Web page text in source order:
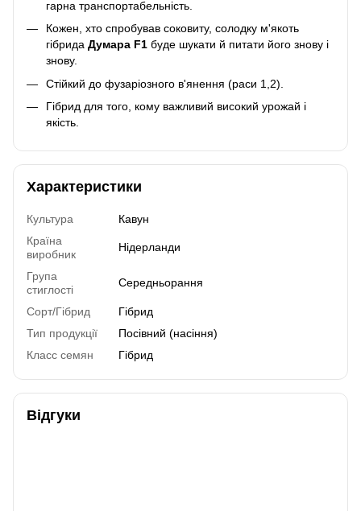
гарна транспортабельність.
Кожен, хто спробував соковиту, солодку м'якоть
гібрида Думара F1 буде шукати й питати його знову і
знову.
Стійкий до фузаріозного в'янення (раси 1,2).
Гібрид для того, кому важливий високий урожай і
якість.
Характеристики
Культура
Кавун
Країна
виробник
Нідерланди
Група
стиглості
Середньорання
Сорт/Гібрид
Гібрид
Тип продукції
Посівний (насіння)
Класс семян
Гібрид
Відгуки